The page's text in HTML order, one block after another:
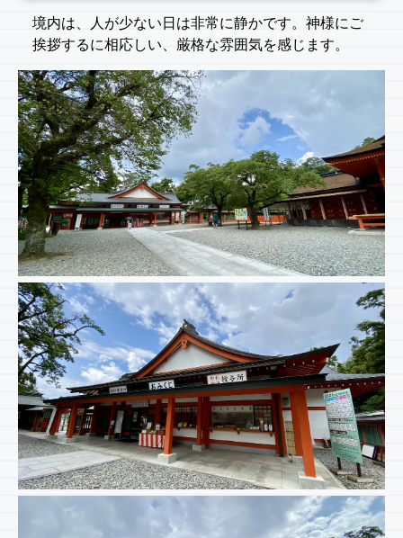
境内は、人が少ない日は非常に静かです。神様にご
挨拶するに相応しい、厳格な雰囲気を感じます。